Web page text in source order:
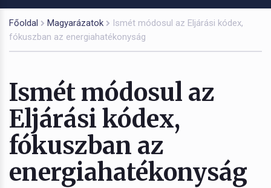
Főoldal Magyarázatok
Ismét módosul az Eljárási kódex,
fókuszban az energiahatékonyság
Ismét módosul az
Eljárási kódex,
fókuszban az
energiahatékonyság